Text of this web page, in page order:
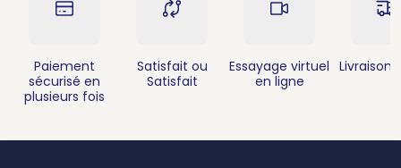
Paiement
sécurisé en
plusieurs fois
Satisfait ou
Satisfait
Essayage virtuel
en ligne
Livraison